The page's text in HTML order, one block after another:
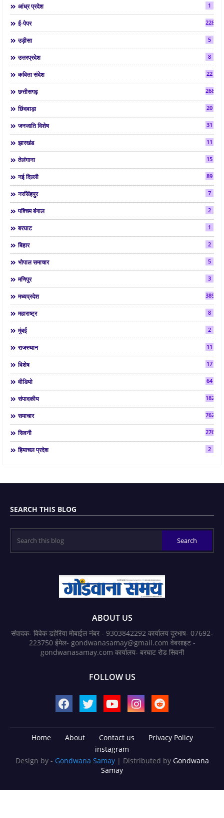
आंध्र प्रदेश 1
ई-पेपर 2286
उड़ीसा 5
उत्तरप्रदेश 8
कविता संदेश 22
छत्तीसगढ़ 268
छिंदवाड़ा 20
जनजाति विशेष 31
झारखंड 11
तेलंगाना 15
नई दिल्ली 89
नरसिंहपुर 7
पश्चिम बंगाल 2
बरघाट 1
बिहार 2
भोपाल समाचार 5
मणिपुर 3
मध्यप्रदेश 3892
महाराष्ट्र 8
मुंबई 2
राजस्थान 11
विशेष 17
वीडियो 64
संपादकीय 182
समाचार 7624
सिवनी 2763
हिमाचल प्रदेश 2
SEARCH THIS BLOG
ABOUT US
संपादक- विवेक डहेरिया मोबाईल नंबर - 9303842292 कार्यालय दूरभाष- 07692-
223750 ईमेल- gondwanasamay@gmail.com वेबसाइट -
gondwanasamay.com कार्यालय- बरघाट रोड सिवनी
FOLLOW US
Home About Contact us
Privacy Policy
instagram
Design by - Gondwana Samay | Distributed by Gondwana
Samay